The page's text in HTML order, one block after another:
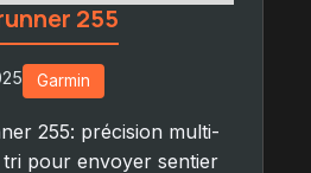
255
Garmin
255: précision multi-
pour envoyer sentier